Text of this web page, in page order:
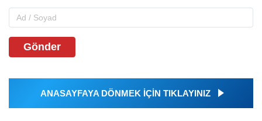
Gönder
ANASAYFAYA DÖNMEK İÇİN TIKLAYINIZ